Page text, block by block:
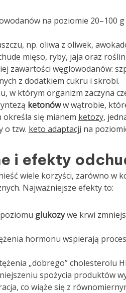
na poziomie 20–100
np. oliwa z oliwek,
mięso, ryby, jaja oraz
zawartości węglowodanów:
z dodatkiem cukru i skrobi.
w którym organizm zaczyna
ketonóww wątrobie,
określa się mianem ketozy,
o tzw. keto adaptacji na
i efekty
wiele korzyści, zarówno w
Najważniejsze efekty to:
glukozywe krwi
hormonu wspierają
„dobrego” cholesterolu
spożycia produktów
co wiąże się z